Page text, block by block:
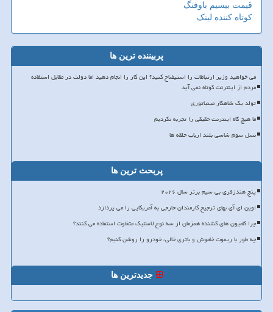
قیمت بیسیم باوفنگ
کوتاه کننده لینک
پربیننده ترین ها
می خواهید وزیر ارتباطات را استیضاح کنید؟ این کار را انجام دهید اما دولت در مقابل استفاده
مردم از اینترنت کوتاه نمی آید
تولد یک شاهکار مینیاتوری
ما هیچ گاه اینترنت حقیقی را تجربه نکردیم
نسل سوم شاسی بلند ارباب حلقه ها
پربحث ترین ها
پنج هندزفری بی سیم برتر سال ۲۰۲۶
اوپن ای آی بهای ترجیح کارمندان خارجی به آمریکایی را می پردازد
چرا کامیون های کشنده همزمان از سه نوع لاستیک متفاوت استفاده می کنند؟
چه طور با ریموت خاموش و باتری خالی، خودرو را روشن کنیم؟
جدیدترین ها